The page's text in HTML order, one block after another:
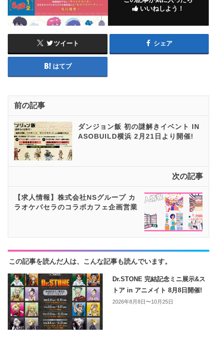
いいねしよう！
ツイート シェア
はてブ
前の記事
ダンジョン飯 初の謎解きイベント IN
ASOBUILD横浜 2月21日より開催!
次の記事
【求人情報】株式会社NSグループ カ
ラオケパセラのコラボカフェ企画営業
この記事を読んだ人は、こんな記事も読んでいます。
Dr.STONE 完結記念ミニ展示&ス
トア in アニメイト 8月8日開催!
2026年8月8日〜10月25日